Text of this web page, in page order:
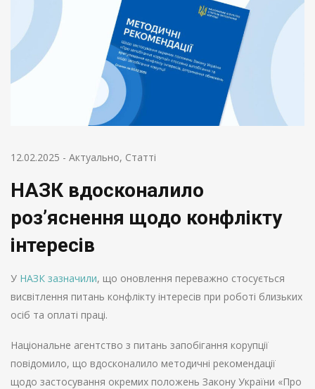
12.02.2025 - Актуально, Статті
НАЗК вдосконалило
роз’яснення щодо конфлікту
інтересів
У НАЗК зазначили, що оновлення переважно стосується
висвітлення питань конфлікту інтересів при роботі близьких
осіб та оплаті праці.
Національне агентство з питань запобігання корупції
повідомило, що вдосконалило методичні рекомендації
щодо застосування окремих положень Закону України «Про